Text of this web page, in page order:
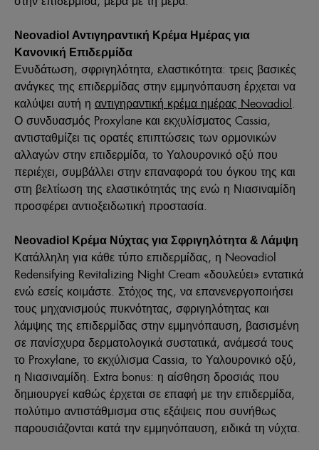
Neovadiol Αντιγηραντική Κρέμα Ημέρας για
Κανονική Επιδερμίδα
Ενυδάτωση, σφριγηλότητα, ελαστικότητα: τρεις βασικές
ανάγκες της επιδερμίδας στην εμμηνόπαυση έρχεται να
καλύψει αυτή η αντιγηραντική κρέμα ημέρας Neovadiol.
Ο συνδυασμός Proxylane και εκχυλίσματος Cassia,
αντισταθμίζει τις ορατές επιπτώσεις των ορμονικών
αλλαγών στην επιδερμίδα, το Υαλουρονικό οξύ που
περιέχει, συμβάλλει στην επαναφορά του όγκου της και
στη βελτίωση της ελαστικότητάς της ενώ η Νιασιναμίδη
προσφέρει αντιοξειδωτική προστασία.
Neovadiol Κρέμα Νύχτας για Σφριγηλότητα & Λάμψη
Κατάλληλη για κάθε τύπο επιδερμίδας, η Neovadiol
Redensifying Revitalizing Night Cream «δουλεύει» εντατικά
ενώ εσείς κοιμάστε. Στόχος της, να επανενεργοποιήσει
τους μηχανισμούς πυκνότητας, σφριγηλότητας και
λάμψης της επιδερμίδας στην εμμηνόπαυση, βασισμένη
σε πανίσχυρα δερματολογικά συστατικά, ανάμεσά τους
το Proxylane, το εκχύλισμα Cassia, το Υαλουρονικό οξύ,
η Νιασιναμίδη. Extra bonus: η αίσθηση δροσιάς που
δημιουργεί καθώς έρχεται σε επαφή με την επιδερμίδα,
πολύτιμο αντιστάθμισμα στις εξάψεις που συνήθως
παρουσιάζονται κατά την εμμηνόπαυση, ειδικά τη νύχτα.